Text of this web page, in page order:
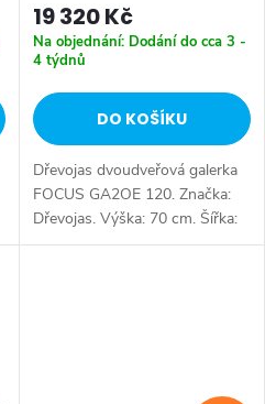
19 320 Kč
Na objednání: Dodání do cca 3 -
4 týdnů
DO KOŠÍKU
Dřevojas dvoudveřová galerka
FOCUS GA2OE 120. Značka:
Dřevojas. Výška: 70 cm. Šířka:
116 cm. Hloubka: 15 cm. Výběr